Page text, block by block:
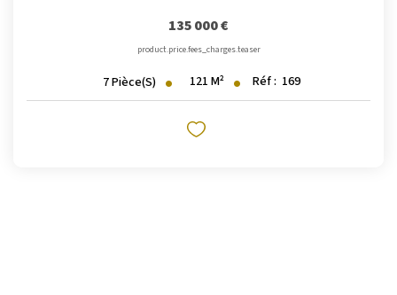
135 000 €
product.price.fees_charges.teaser
7Pièce(s) 121 M² Réf : 169